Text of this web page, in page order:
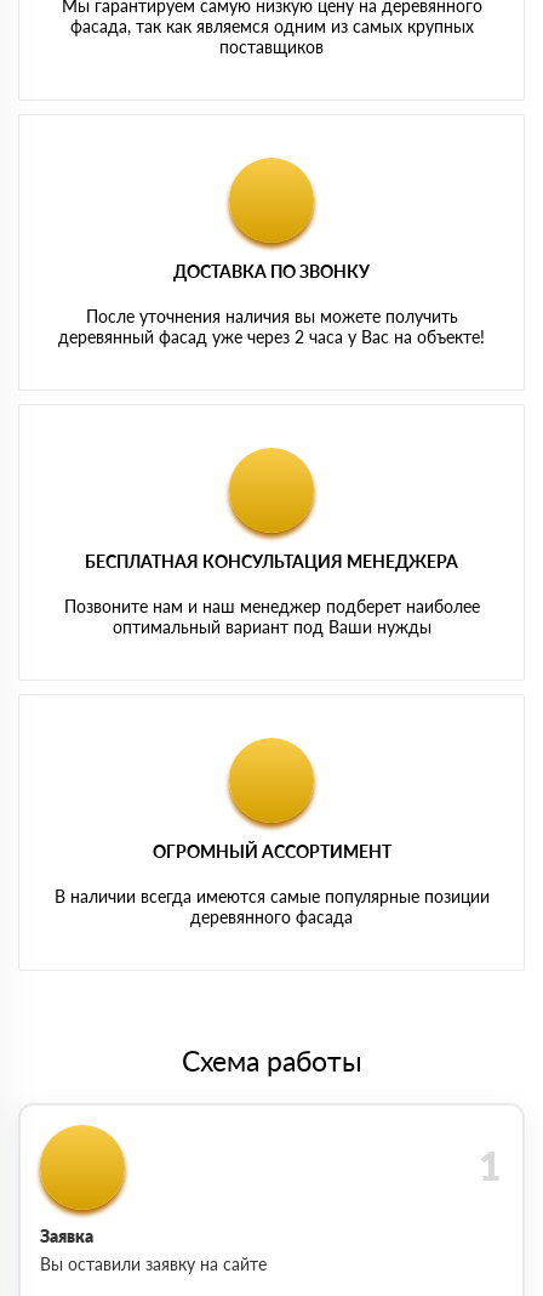
Мы гарантируем самую низкую цену на деревянного
фасада, так как являемся одним из самых крупных
поставщиков
ДОСТАВКА ПО ЗВОНКУ
После уточнения наличия вы можете получить
деревянный фасад уже через 2 часа у Вас на объекте!
БЕСПЛАТНАЯ КОНСУЛЬТАЦИЯ МЕНЕДЖЕРА
Позвоните нам и наш менеджер подберет наиболее
оптимальный вариант под Ваши нужды
ОГРОМНЫЙ АССОРТИМЕНТ
В наличии всегда имеются самые популярные позиции
деревянного фасада
Схема работы
Заявка
Вы оставили заявку на сайте